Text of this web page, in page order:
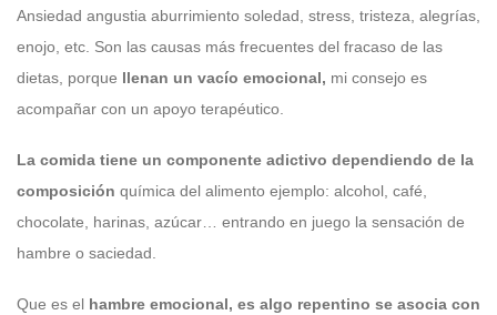
Ansiedad angustia aburrimiento soledad, stress, tristeza, alegrías,
enojo, etc. Son las causas más frecuentes del fracaso de las
dietas, porque llenan un vacío emocional, mi consejo es
acompañar con un apoyo terapéutico.
La comida tiene un componente adictivo dependiendo de la
composición química del alimento ejemplo: alcohol, café,
chocolate, harinas, azúcar… entrando en juego la sensación de
hambre o saciedad.
Que es el hambre emocional, es algo repentino se asocia con